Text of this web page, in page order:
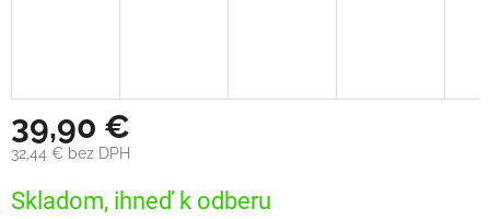
39,90 €
32,44 € bez DPH
cena:
Skladom, ihneď k odberu